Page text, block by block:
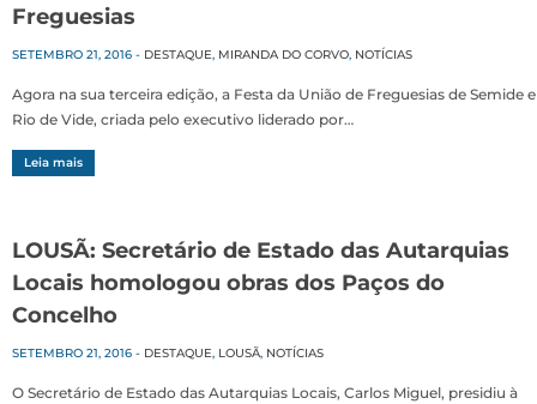
Freguesias
SETEMBRO 21, 2016 - DESTAQUE, MIRANDA DO CORVO, NOTÍCIAS
Agora na sua terceira edição, a Festa da União de Freguesias de Semide e
Rio de Vide, criada pelo executivo liderado por…
Leia mais
LOUSÃ: Secretário de Estado das Autarquias
Locais homologou obras dos Paços do
Concelho
SETEMBRO 21, 2016 - DESTAQUE, LOUSÃ, NOTÍCIAS
O Secretário de Estado das Autarquias Locais, Carlos Miguel, presidiu à